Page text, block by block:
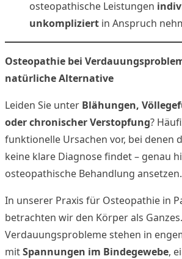
osteopathische Leistungen
unkompliziert in Anspruch
Osteopathie bei
natürliche Alternative
Leiden Sie unter Blähungen,
oder chronischer Verstopfung?
funktionelle Ursachen vor, bei denen
keine klare Diagnose findet – genau
osteopathische Behandlung ansetzen.
In unserer Praxis für Osteopathie in
betrachten wir den Körper als
Verdauungsprobleme stehen in
mitSpannungen im Bindegewebe,